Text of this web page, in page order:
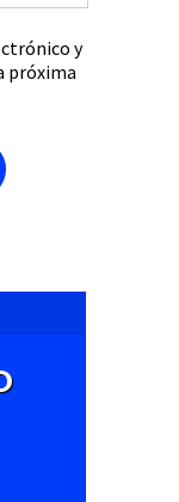
y
próxima